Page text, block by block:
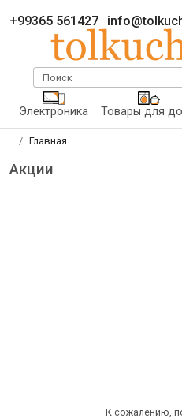
+99365 561427
Поиск
Электроника Товары для
Главная
Акции
К сожалению,